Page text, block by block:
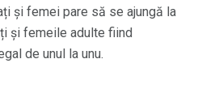
și femei pare să se ajungă la
și femeile adulte fiind
de unul la unu.